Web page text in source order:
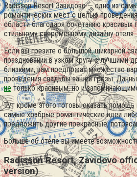
Radisson Resort Завидово — одно из
романтических мест с целью
области благодаря сочетанию красивых
стильному современному дизайну отеля.
Если вы грезите о большой, шикарной
праздновании в узком кругу с лучшими
близкими, вам предложат множество
проведения свадьбы вашей грезы.
не только красивым, но и
Тут кроме этого готовы оказать помощь
самые храбрые романтические идеи
предложить другие прекрасные,
Больше об отеле вы имеете
Radisson Resort, Zavidovo
version)